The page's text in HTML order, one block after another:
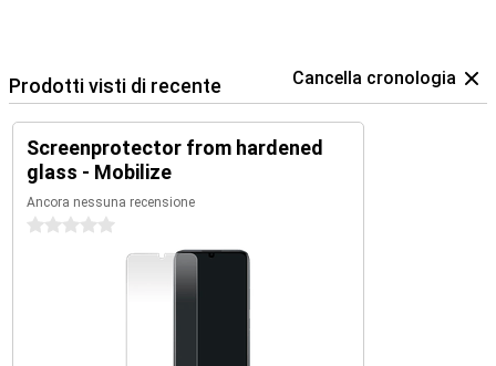
Prodotti visti di recente Cancella cronologia
Screenprotector from hardened
glass - Mobilize
Ancora nessuna recensione
0 stelle